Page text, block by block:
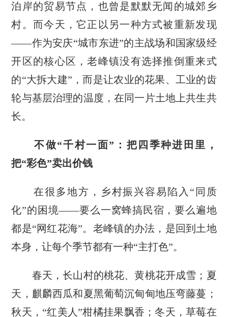
泊岸的贸易节点，也曾是默默无闻的城郊乡
村。而今天，它正以另一种方式被重新发现
——作为安庆“城市东进”的主战场和国家级经
开区的核心区，老峰镇没有选择推倒重来式
的“大拆大建”，而是让农业的花果、工业的齿
轮与基层治理的温度，在同一片土地上共生共
长。
不做“千村一面”：把四季种进田里，
把“彩色”卖出价钱
在很多地方，乡村振兴容易陷入“同质
化”的困境——要么一窝蜂搞民宿，要么遍地
都是“网红花海”。老峰镇的办法，是回到土地
本身，让每个季节都有一种“主打色”。
春天，长山村的桃花、黄桃花开成雪；夏
天，麒麟西瓜和夏黑葡萄沉甸甸地压弯藤蔓；
秋天，“红美人”柑橘挂果飘香；冬天，草莓在